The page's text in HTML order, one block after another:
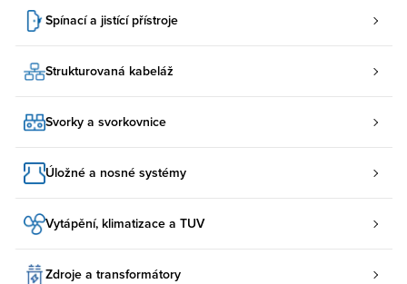
Spínací a jistící přístroje
Strukturovaná kabeláž
Svorky a svorkovnice
Úložné a nosné systémy
Vytápění, klimatizace a TUV
Zdroje a transformátory